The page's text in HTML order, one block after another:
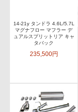
14-21y タンドラ 4.6L/5.7L
マグナフロー マフラー デ
ュアルスプリットリア キャ
タバック
235,500円